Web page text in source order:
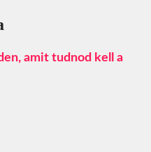
amit tudnod kell a